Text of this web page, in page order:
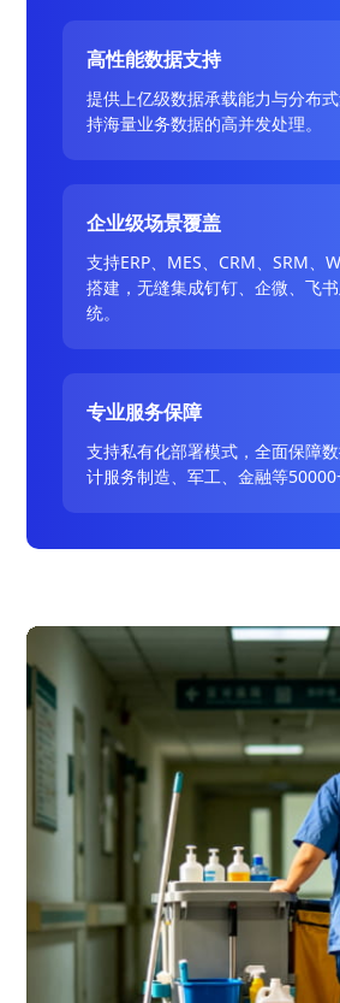
高性能数据支持
提供上亿级数据承载能力与分布
持海量业务数据的高并发处理。
企业级场景覆盖
支持ERP、MES、CRM、SRM、
搭建，无缝集成钉钉、企微、飞
统。
专业服务保障
支持私有化部署模式，全面保障
计服务制造、军工、金融等